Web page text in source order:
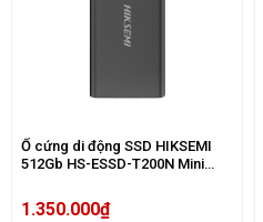
Ổ cứng di động SSD HIKSEMI
512Gb HS-ESSD-T200N Mini
510MB/s/ Đen)
1.350.000₫